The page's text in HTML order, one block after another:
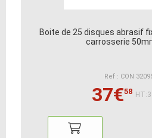
Boite de 25 disques abrasif
carrosserie
Ref : CON
37€58